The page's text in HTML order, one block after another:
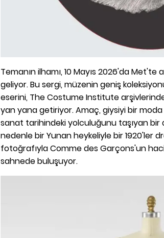
Temanın ilhamı, 10 Mayıs 2026'da Met'te
geliyor. Bu sergi, müzenin geniş
eserini, The Costume Institute
yan yana getiriyor. Amaç, giysiyi bir
sanat tarihindeki yolculuğunu taşıyan bir
nedenle bir Yunan heykeliyle bir 1920'ler
fotoğrafıyla Comme des Garçons'un
sahnede buluşuyor.